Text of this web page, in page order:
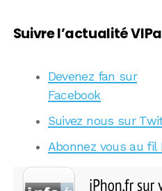
Suivre l’actualité
Devenez fan sur
Facebook
Suivez nous sur
Abonnez vous au fil